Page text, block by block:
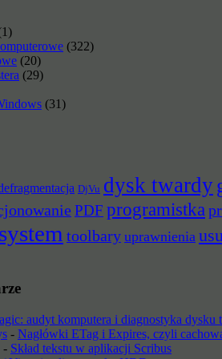
(322)
(20)
(29)
(31)
DjVu dysk twardy
PDF programistka
system toolbary uprawnienia
audyt komputera i diagnostyka dysku
- Nagłówki ETag i Expires, czyli
- Skład tekstu w aplikacji Scribus